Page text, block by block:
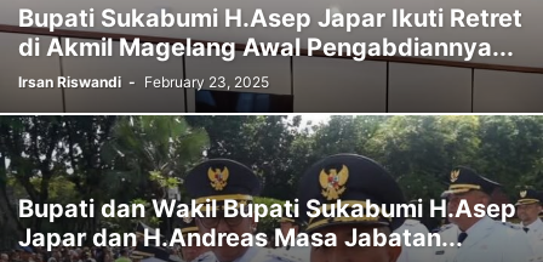
Bupati Sukabumi H.Asep Japar Ikuti Retret
di Akmil Magelang Awal Pengabdiannya...
Irsan Riswandi - February 23, 2025
Bupati dan Wakil Bupati Sukabumi H.Asep
Japar dan H.Andreas Masa Jabatan...